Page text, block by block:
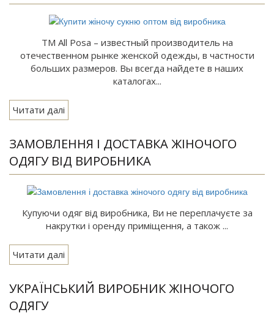
TM All Posa – известный производитель на
отечественном рынке женской одежды, в частности
больших размеров. Вы всегда найдете в наших
каталогах...
Читати далі
ЗАМОВЛЕННЯ І ДОСТАВКА ЖІНОЧОГО
ОДЯГУ ВІД ВИРОБНИКА
Купуючи одяг від виробника, Ви не переплачуєте за
накрутки і оренду приміщення, а також ...
Читати далі
УКРАЇНСЬКИЙ ВИРОБНИК ЖІНОЧОГО
ОДЯГУ